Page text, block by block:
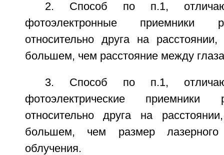
2. Способ по п.1,
фотоэлектронные приемники
относительно друга на
большем, чем расстояние между
3. Способ по п.1,
фотоэлектрические приемники
относительно друга на
большем, чем размер лазерного
облучения.